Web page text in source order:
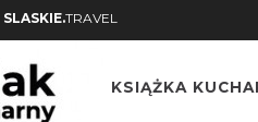
SLASKIE.TRAVEL
KSIĄŻKA